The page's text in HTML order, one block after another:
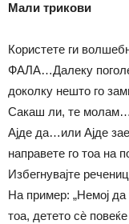
Мали трикови
Користете ги
ФАЛА…Далеку
доколку нешто го
Сакаш ли, те
Ајде да…или Ајде
направете го тоа на
Избегнувајте
На пример: „Немој да
тоа, детето сѐ